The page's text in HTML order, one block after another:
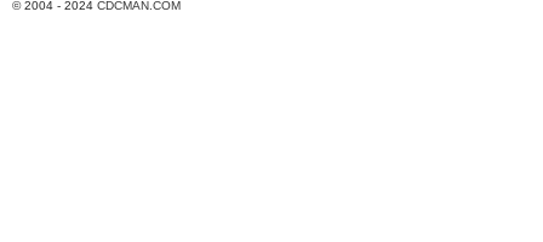
© 2004 - 2024 CDCMAN.COM